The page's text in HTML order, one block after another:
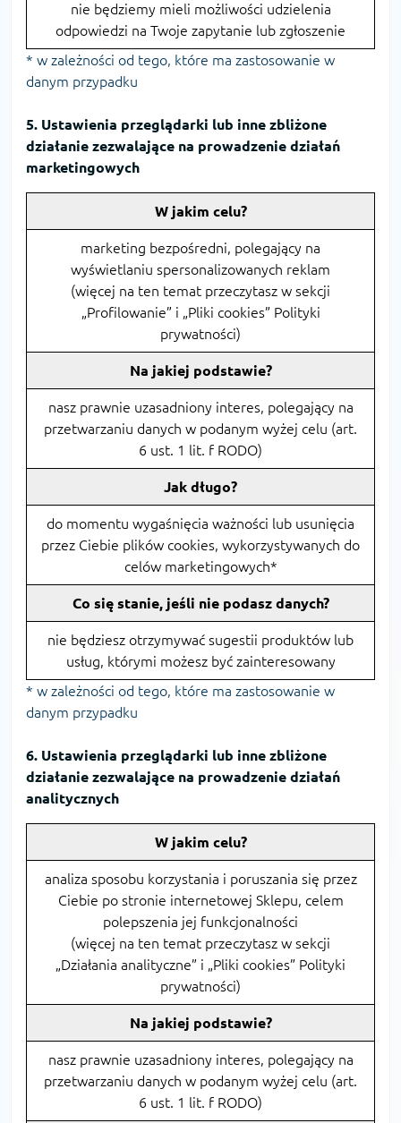
nie będziemy mieli możliwości udzielenia
odpowiedzi na Twoje zapytanie lub zgłoszenie
* w zależności od tego, które ma zastosowanie w
danym przypadku
5. Ustawienia przeglądarki lub inne zbliżone
działanie zezwalające na prowadzenie działań
marketingowych
W jakim celu?
marketing bezpośredni, polegający na
wyświetlaniu spersonalizowanych reklam
(więcej na ten temat przeczytasz w sekcji
„Profilowanie” i „Pliki cookies” Polityki
prywatności)
Na jakiej podstawie?
nasz prawnie uzasadniony interes, polegający na
przetwarzaniu danych w podanym wyżej celu (art.
6 ust. 1 lit. f RODO)
Jak długo?
do momentu wygaśnięcia ważności lub usunięcia
przez Ciebie plików cookies, wykorzystywanych do
celów marketingowych*
Co się stanie, jeśli nie podasz danych?
nie będziesz otrzymywać sugestii produktów lub
usług, którymi możesz być zainteresowany
* w zależności od tego, które ma zastosowanie w
danym przypadku
6. Ustawienia przeglądarki lub inne zbliżone
działanie zezwalające na prowadzenie działań
analitycznych
W jakim celu?
analiza sposobu korzystania i poruszania się przez
Ciebie po stronie internetowej Sklepu, celem
polepszenia jej funkcjonalności
(więcej na ten temat przeczytasz w sekcji
„Działania analityczne” i „Pliki cookies” Polityki
prywatności)
Na jakiej podstawie?
nasz prawnie uzasadniony interes, polegający na
przetwarzaniu danych w podanym wyżej celu (art.
6 ust. 1 lit. f RODO)